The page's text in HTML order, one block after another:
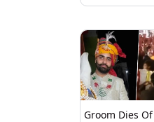
தென்படும்
என்ன..?
Groom Dies